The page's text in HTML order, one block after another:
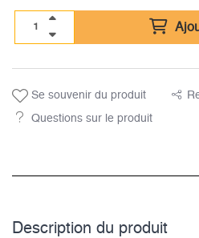
Se souvenir du produit
Questions sur le produit
Description du­ produit